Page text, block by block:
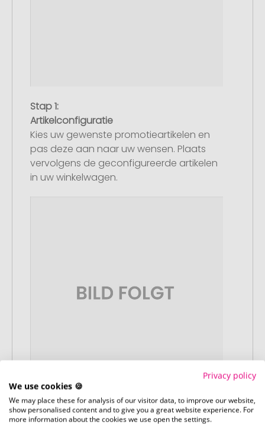
Stap 1:
Artikelconfiguratie
Kies uw gewenste promotieartikelen en
pas deze aan naar uw wensen. Plaats
vervolgens de geconfigureerde artikelen
in uw winkelwagen.
Stap 2:
Upload van uw logo of ontwerp
Privacy policy
We use cookies 🍪
We may place these for analysis of our visitor data, to improve our website,
show personalised content and to give you a great website experience. For
more information about the cookies we use open the settings.